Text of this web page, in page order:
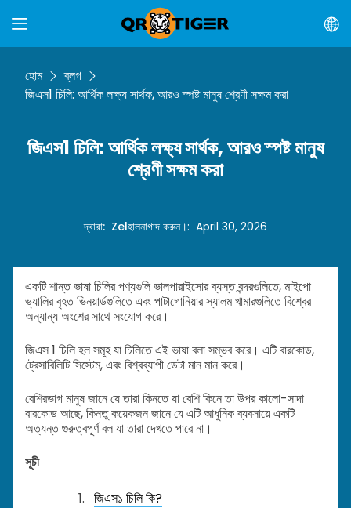
হোম
ব্লগ
জিএস1 চিলি: আর্থিক লক্ষ্য সার্থক, আরও স্পষ্ট মানুষ শ্রেণী সক্ষম করা
জিএস1 চিলি: আর্থিক লক্ষ্য সার্থক, আরও স্পষ্ট মানুষ
শ্রেণী সক্ষম করা
দ্বারা: Zelহালনাগাদ করুন।: April 30, 2026
একটি শান্ত ভাষা চিলির পণ্যগুলি ভালপারাইসোর ব্যস্ত বন্দরগুলিতে, মাইপো
ভ্যালির বৃহত ভিনয়ার্ডগুলিতে এবং পাটাগোনিয়ার স্যালম খামারগুলিতে বিশ্বের
অন্যান্য অংশের সাথে সংযোগ করে।
জিএস 1 চিলি হল সমূহ যা চিলিতে এই ভাষা বলা সম্ভব করে। এটি বারকোড,
ট্রেসাবিলিটি সিস্টেম, এবং বিশ্বব্যাপী ডেটা মান মান করে।
বেশিরভাগ মানুষ জানে যে তারা কিনতে যা বেশি কিনে তা উপর কালো-সাদা
বারকোড আছে, কিনতু কয়েকজন জানে যে এটি আধুনিক ব্যবসায়ে একটি
অত্যন্ত গুরুত্বপূর্ণ বল যা তারা দেখতে পারে না।
সূচী
জিএস১ চিলি কি?